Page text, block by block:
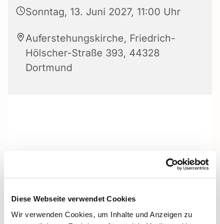
Diese Webseite verwendet Cookies
Wir verwenden Cookies, um Inhalte und Anzeigen zu
Sonntag, 13. Juni 2027, 11:00 Uhr
Auferstehungskirche, Friedrich-
Hölscher-Straße 393, 44328
Dortmund